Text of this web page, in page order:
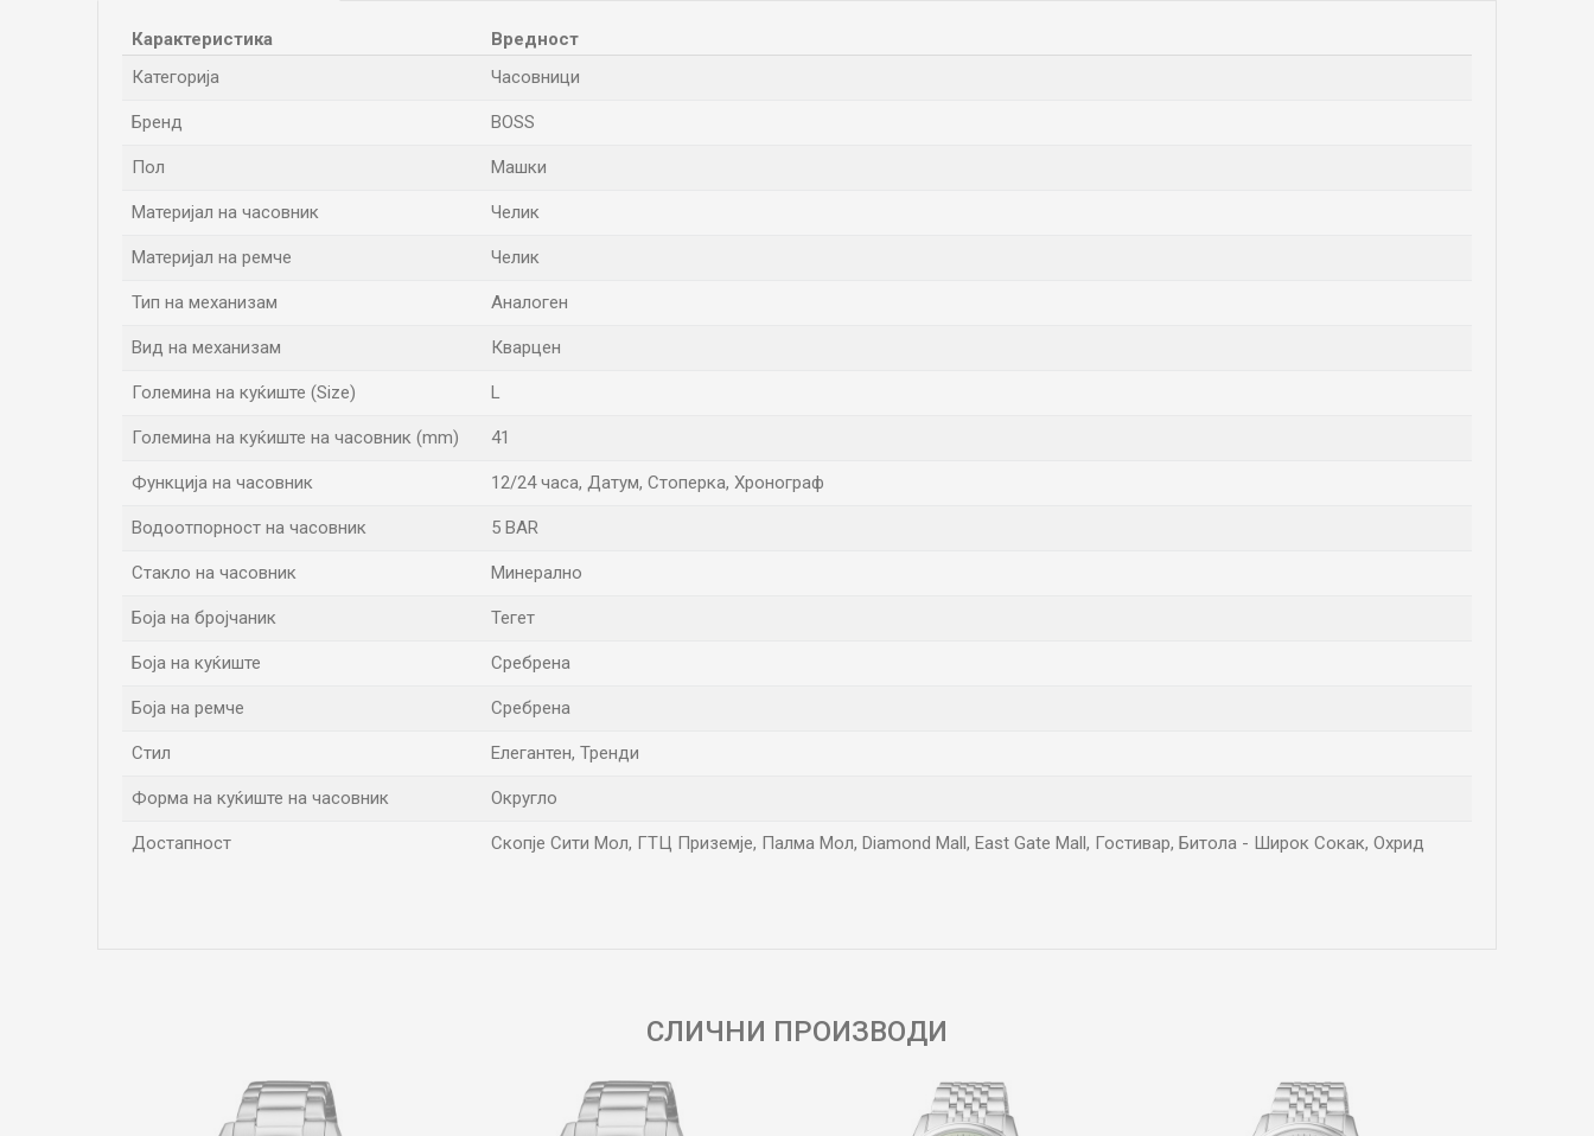
Карактеристика
Вредност
Категорија
Часовници
Бренд BOSS
Пол Машки
Материјал на часовник Челик
Материјал на ремче Челик
Тип на механизам Аналоген
Вид на механизам Кварцен
Големина на куќиште (Size) L
Големина на куќиште на часовник (mm) 41
Функција на часовник 12/24 часа, Датум, Стоперка, Хронограф
Водоотпорност на часовник 5 BAR
Стакло на часовник Минерално
Боја на бројчаник Тегет
Боја на куќиште Сребрена
Боја на ремче Сребрена
Стил Елегантен, Тренди
Форма на куќиште на часовник Округло
Достапност Скопје Сити Мол, ГТЦ Приземје, Палма Мол, Diamond Mall, East Gate Mall, Гостивар, Битола - Широк Сокак, Охрид
СЛИЧНИ ПРОИЗВОДИ